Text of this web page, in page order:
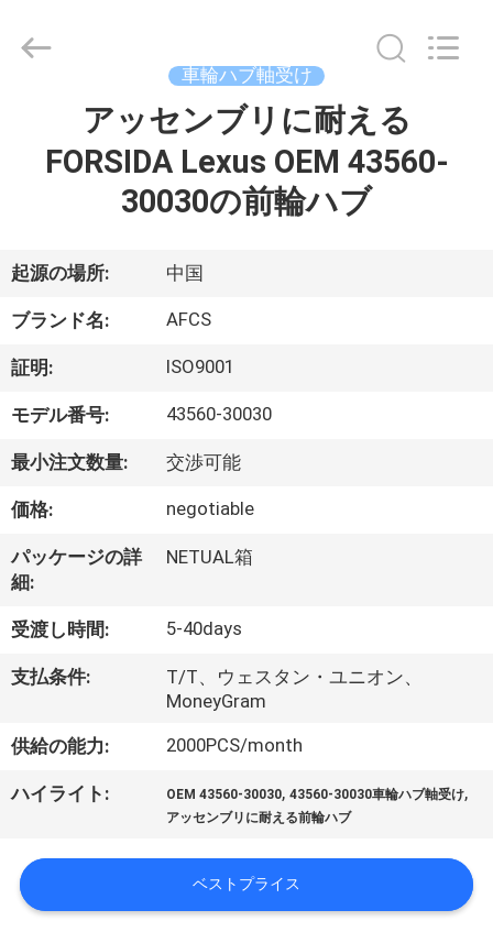
製
品
動
画
私
た
ち
に
い
て
工
場
2026
GUANGZHOU
車輪ハブ軸受け
アッセンブリに耐える
FORSIDA Lexus OEM 43560-
30030の前輪ハブ
起源の場所: 中国
ブランド名: AFCS
証明: ISO9001
モデル番号: 43560-30030
最小注文数量: 交渉可能
価格: negotiable
パッケージの詳
細:
NETUAL箱
受渡し時間: 5-40days
支払条件:
T/T、ウェスタン・ユニオン、
MoneyGram
供給の能力: 2000PCS/month
ハイライト: OEM 43560-30030,43560-30030車輪ハブ軸受け,
アッセンブリに耐える前輪ハブ
ベストプライス